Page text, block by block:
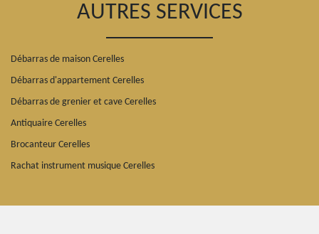
AUTRES SERVICES
Débarras de maison Cerelles
Débarras d'appartement Cerelles
Débarras de grenier et cave Cerelles
Antiquaire Cerelles
Brocanteur Cerelles
Rachat instrument musique Cerelles